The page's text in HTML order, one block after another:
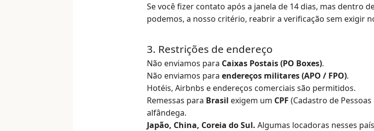
Se você fizer contato após a janela de 14 dias, mas dentro
podemos, a nosso critério, reabrir a verificação sem exigir
3. Restrições de endereço
Não enviamos para Caixas Postais (PO Boxes).
Não enviamos para endereços militares (APO / FPO).
Hotéis, Airbnbs e endereços comerciais são permitidos.
Remessas para Brasil exigem um CPF (Cadastro de
alfândega.
Japão, China, Coreia do Sul. Algumas locadoras nesses